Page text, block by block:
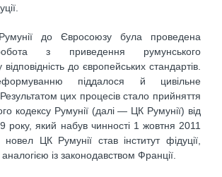
до Євросоюзу була проведена
з приведення румунського
до європейських стандартів.
піддалося й цивільне
цих процесів стало прийняття
кодексу Румунії (далі — ЦК Румунії) від
року, який набув чинності 1 жовтня 2011
ЦК Румунії став інститут фідуції,
із законодавством Франції.